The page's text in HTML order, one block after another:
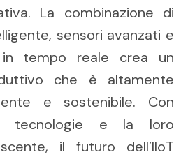
La combinazione di
sensori avanzati e
tempo reale crea un
che è altamente
e sostenibile. Con
tecnologie e la loro
il futuro dell’IIoT